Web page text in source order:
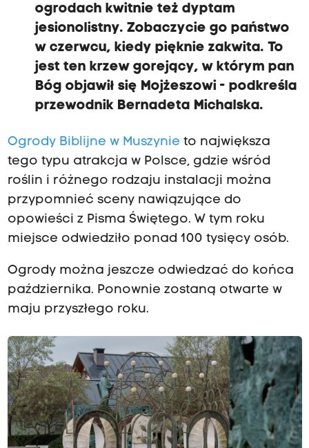
ogrodach kwitnie też dyptam
jesionolistny. Zobaczycie go państwo
w czerwcu, kiedy pięknie zakwita. To
jest ten krzew gorejący, w którym pan
Bóg objawił się Mojżeszowi - podkreśla
przewodnik Bernadeta Michalska.
Ogrody Biblijne w Muszynie to największa
tego typu atrakcja w Polsce, gdzie wśród
roślin i różnego rodzaju instalacji można
przypomnieć sceny nawiązujące do
opowieści z Pisma Świętego. W tym roku
miejsce odwiedziło ponad 100 tysięcy osób.
Ogrody można jeszcze odwiedzać do końca
października. Ponownie zostaną otwarte w
maju przyszłego roku.